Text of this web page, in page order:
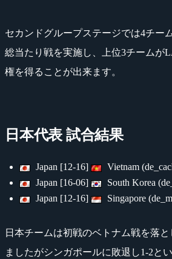
セカンドグループステージでは4チー
総当たり戦を実施し、上位3チームが
権を得ることが出来ます。
日本代表 試合結果
Japan [12-16]
Vietnam
Japan [16-06]
South Korea
Japan [12-16]
Singapore
日本チームは初戦のベトナム戦を落
ましたがシンガポールに敗退し1-2と